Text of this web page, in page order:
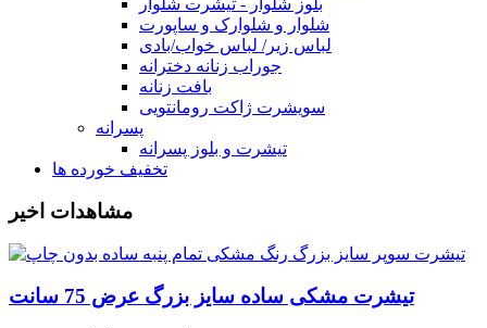
بلوز شلوار - تیشرت شلوار
شلوار و شلوارک و ساپورت
لباس زیر/ لباس خواب/بادی
جوراب زنانه دخترانه
بافت زنانه
سویشرت ژاکت رومانتویی
پسرانه
تیشرت و بلوز پسرانه
تخفیف خورده ها
مشاهدات اخیر
تیشرت مشکی ساده سایز بزرگ عرض 75 سانت